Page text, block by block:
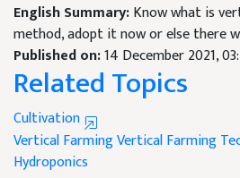
English Summary:Know what is
method, adopt it now or else there
Published on:14 December 2021,
Related Topics
Cultivation
Vertical FarmingVertical Farming
Hydroponics